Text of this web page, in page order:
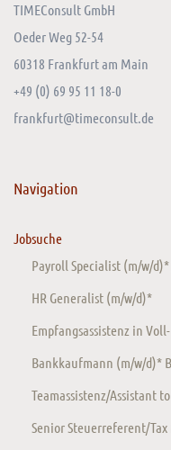
TIMEConsult GmbH
Oeder Weg 52-54
60318 Frankfurt am Main
+49 (0) 69 95 11 18-0
frankfurt@timeconsult.de
Navigation
Jobsuche
Payroll Specialist (m/w/
HR Generalist (m/w/d)*
Empfangsassistenz in
Bankkaufmann (m/w/d)*
Teamassistenz/Assistant
Senior Steuerreferent/